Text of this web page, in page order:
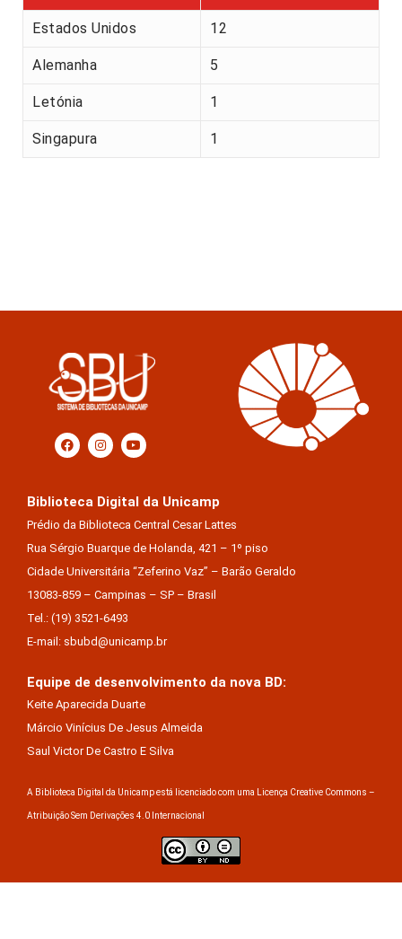
Estados Unidos 12
Alemanha 5
Letónia 1
Singapura 1
Biblioteca Digital da Unicamp
Prédio da Biblioteca Central Cesar Lattes
Rua Sérgio Buarque de Holanda, 421 – 1º piso
Cidade Universitária “Zeferino Vaz” – Barão Geraldo
13083-859 – Campinas – SP – Brasil
Tel.: (19) 3521-6493
E-mail: sbubd@unicamp.br
Equipe de desenvolvimento da nova BD:
Keite Aparecida Duarte
Márcio Vinícius De Jesus Almeida
Saul Victor De Castro E Silva
A Biblioteca Digital da Unicamp está licenciado com uma Licença Creative Commons –
Atribuição Sem Derivações 4.0 Internacional